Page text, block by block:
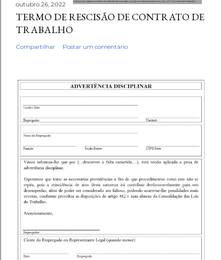
outubro 26, 2022
TERMO DE RESCISÃO DE CONTRATO DE
TRABALHO
Compartilhar Postar um comentário